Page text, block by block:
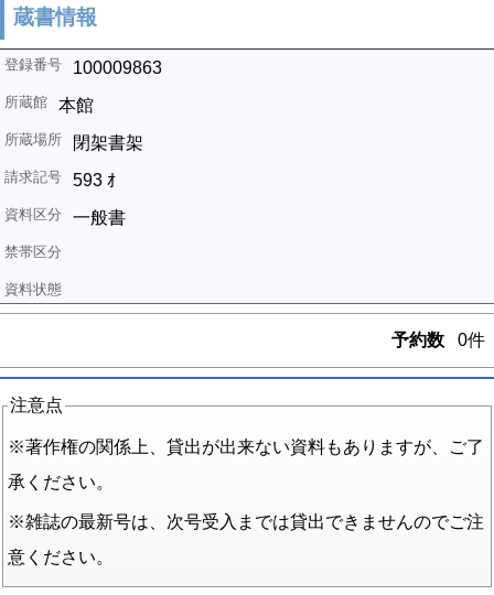
蔵書情報
100009863
本館
閉架書架
593 ｵ
一般書
予約数 0件
注意点
※著作権の関係上、貸出が出来ない資料もありますが、ご了
承ください。
※雑誌の最新号は、次号受入までは貸出できませんのでご注
意ください。